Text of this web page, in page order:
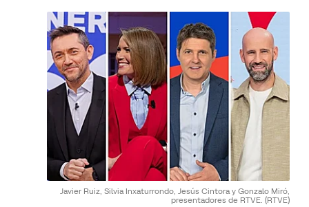
Javier Ruiz, Silvia Inxaturrondo, Jesús Cintora y Gonzalo Miró,
presentadores de RTVE. (RTVE)